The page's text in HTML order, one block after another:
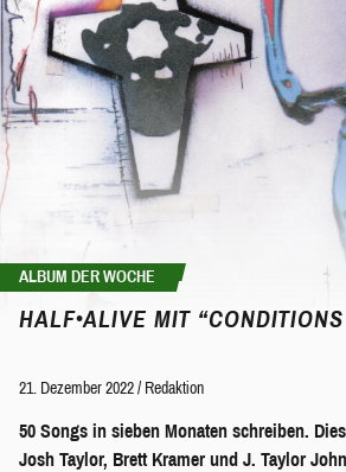
ALBUM DER WOCHE
HALF•ALIVE MIT
21. Dezember 2022 / Redaktion
50 Songs in sieben Monaten schreiben.
Josh Taylor, Brett Kramer und J. Taylor